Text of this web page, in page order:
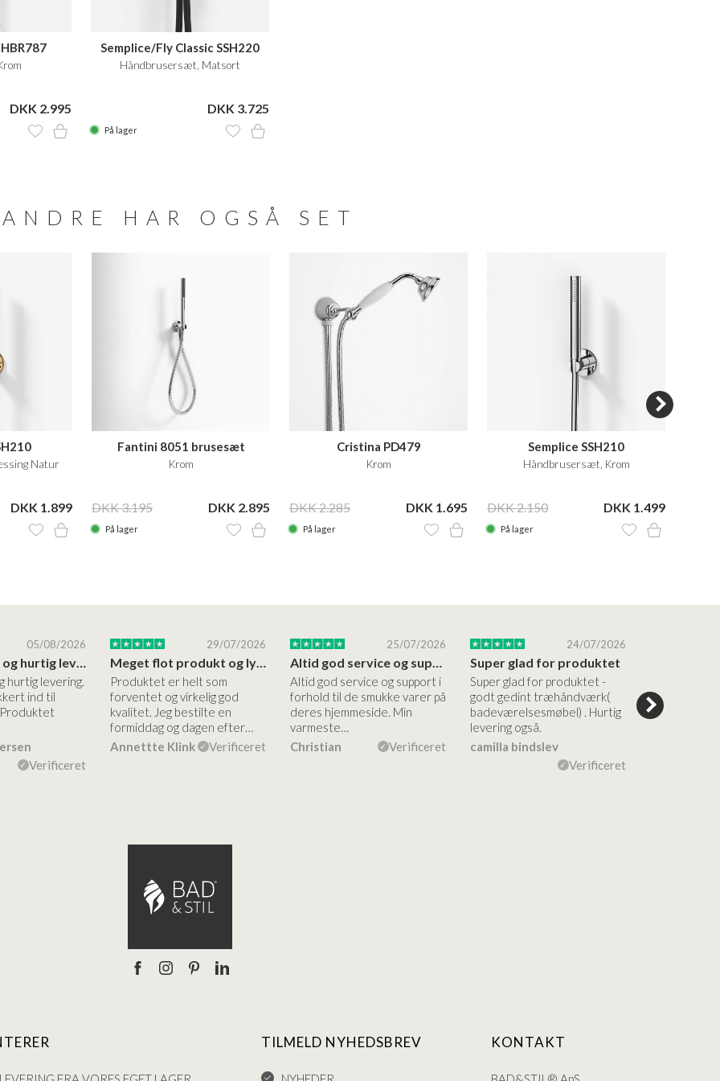
DKK 2.995
Semplice/Fly Classic SSH220
Håndbrusersæt, Matsort
DKK 3.725
På lager
ANDRE HAR OGSÅ SET
Natur
DKK 1.899
Fantini 8051 brusesæt
Krom
DKK 3.195 DKK 2.895
På lager
Cristina PD479
Krom
DKK 2.285 DKK 1.695
På lager
Semplice SSH210
Håndbrusersæt, Krom
DKK 2.150 DKK 1.499
På lager
05/08/2026
Høj kvalitet og hurtig levering
hurtig levering.
ind til
Verificeret
29/07/2026
Meget flot produkt og lynhurtigt levering
Produktet er helt som
forventet og virkelig god
kvalitet. Jeg bestilte en
formiddag og dagen efter…
Annettte Klink
Verificeret
25/07/2026
Altid god service og support i forhold…
Altid god service og support i
forhold til de smukke varer på
deres hjemmeside. Min
varmeste…
Christian
Verificeret
24/07/2026
Super glad for produktet
Super glad for produktet -
godt gedint træhåndværk(
badeværelsesmøbel) . Hurtig
levering også.
camilla bindslev
Verificeret
forståelig
nem
TILMELD NYHEDSBREV KONTAKT